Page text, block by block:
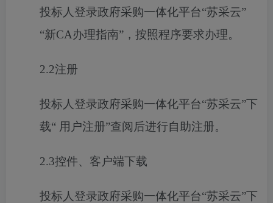
投标人登录政府采购一体化平台“苏采云”
“新CA办理指南”，按照程序要求办理。
2.2注册
投标人登录政府采购一体化平台“苏采云”下
载“ 用户注册”查阅后进行自助注册。
2.3控件、客户端下载
投标人登录政府采购一体化平台“苏采云”下